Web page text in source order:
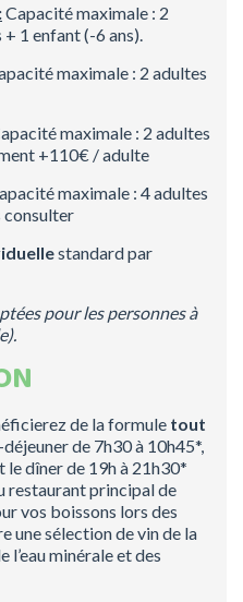
Capacité maximale : 2
1 enfant (-6 ans).
maximale : 2 adultes
maximale : 2 adultes
+110€ / adulte
maximale : 4 adultes
consulter
standard par
pour les personnes à
de la formule tout
de 7h30 à 10h45*,
le dîner de 19h à 21h30*
restaurant principal de
vos boissons lors des
une sélection de vin de la
l’eau minérale et des